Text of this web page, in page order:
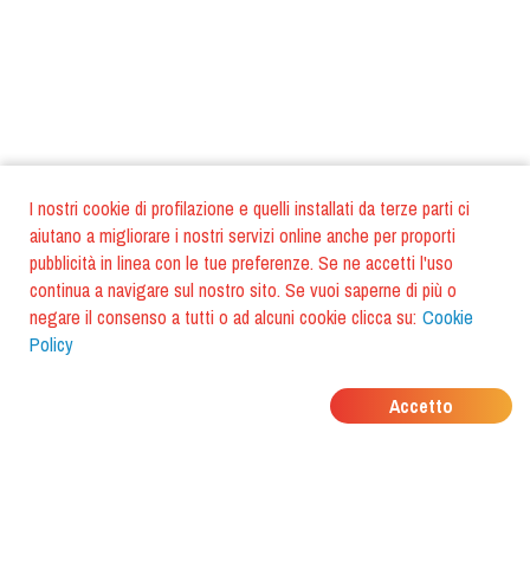
I nostri cookie di profilazione e quelli installati da terze parti ci
aiutano a migliorare i nostri servizi online anche per proporti
pubblicità in linea con le tue preferenze. Se ne accetti l'uso
continua a navigare sul nostro sito. Se vuoi saperne di più o
negare il consenso a tutti o ad alcuni cookie clicca su: Cookie
Policy
Accetto
DOVE MANGIANO I
TUOI AMICI?